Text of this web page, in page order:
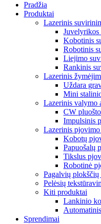
Pradžia
Produktai
Lazerinis
Juvelyrikos
Kobotinis
Robotinis
Liejimo
Rankinis
Lazerinis
Uždara
Mini
Lazerinis valymo
CW
Impulsinis
Lazerinis pjovimo
Kobotų
Papuošalų
Tikslus
Robotinė
Pagalvių plokščių
Pelėsių
Kiti produktai
Lankinio
Sprendimai